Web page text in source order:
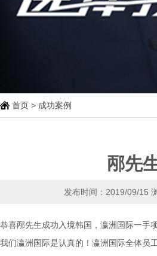
首页 > 成功案例
邴先
发布时间：2019/09/15
恭喜邴先生成功入境韩国，瀛洲国际一手
我们瀛洲国际是认真的！瀛洲国际全体员